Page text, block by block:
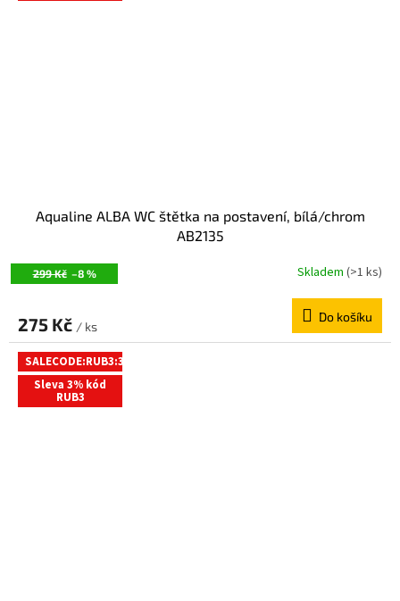
299 Kč –8 %
Aqualine ALBA WC štětka na postavení, bílá/chrom
AB2135
Skladem (>1 ks)
275 Kč / ks
Do košíku
SALECODE:RUB3:3:%
Sleva 3% kód
RUB3